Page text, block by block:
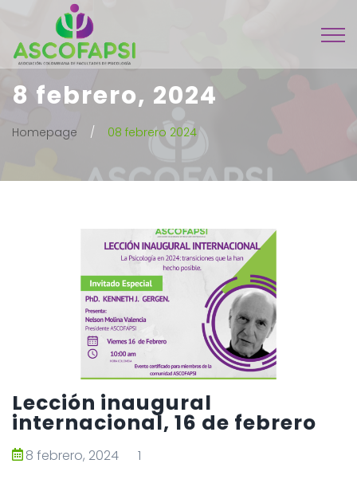
8 febrero, 2024
Homepage 08 febrero 2024
Lección inaugural
internacional, 16 de febrero
8 febrero, 2024 1